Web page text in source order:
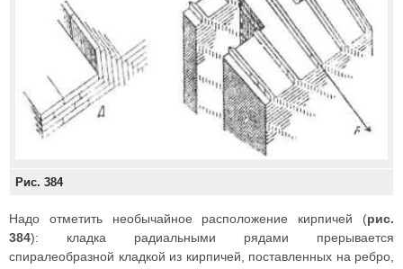
Рис. 384
Надо отметить необычайное расположение кирпичей (рис.
384): кладка радиальными рядами прерывается
спиралеобразной кладкой из кирпичей, поставленных на ребро,